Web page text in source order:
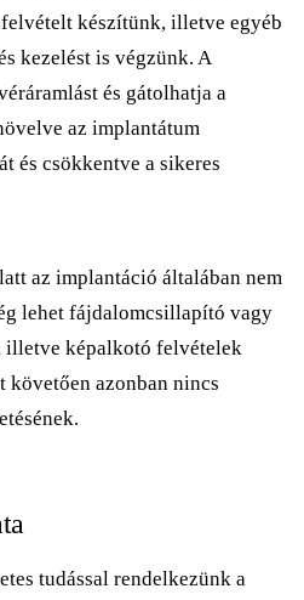
készítünk, illetve egyéb
kezelést is végzünk. A
és gátolhatja a
az implantátum
és csökkentve a sikeres
az implantáció általában nem
lehet fájdalomcsillapító vagy
illetve képalkotó felvételek
követően azonban nincs
tudással rendelkezünk a